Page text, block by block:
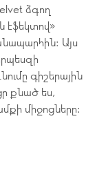
ձգող
էֆեկտով»
Այս
գիշերային
քնած ես,
միջոցները: